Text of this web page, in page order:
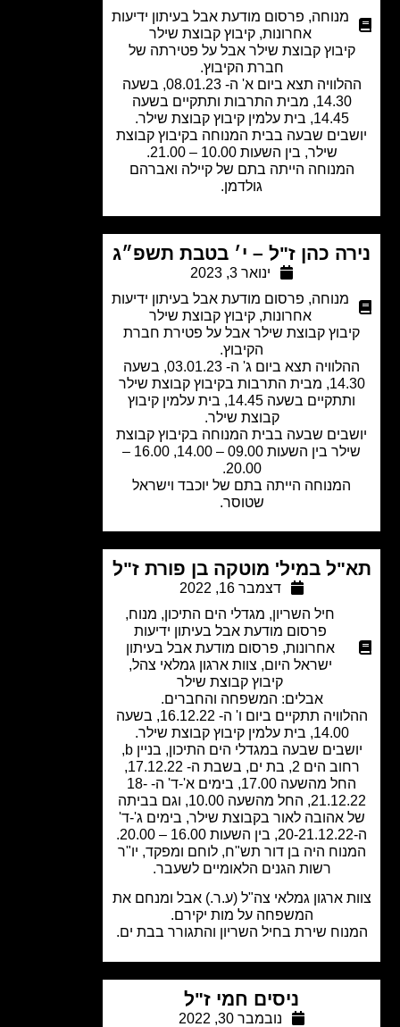
מנוחה
פרסום מודעת אבל בעיתון ידיעות
אחרונות,קיבוץ קבוצת שילר
קבוצת שילר אבל על פטירתה של
חברת הקיבוץ.
ההלוויה תצא ביום א' ה- 08.01.23, בשעה
14.30, מבית התרבות ותתקיים בשעה
שבעה בבית המנוחה בקיבוץ קבוצת
שילר, בין השעות 10.00 – 21.00.
המנוחה הייתה בתם של קיילה ואברהם
כהן ז"ל – י׳ בטבת תשפ״ג
ינואר 3, 2023
מנוחה
פרסום מודעת אבל בעיתון ידיעות
אחרונות,קיבוץ קבוצת שילר
קבוצת שילר אבל על פטירת חברת
ההלוויה תצא ביום ג' ה- 03.01.23, בשעה
14.30, מבית התרבות בקיבוץ קבוצת שילר
ותתקיים בשעה 14.45, בית עלמין קיבוץ
קבוצת שילר.
שבעה בבית המנוחה בקיבוץ קבוצת
שילר בין השעות 09.00 – 14.00, 16.00 –
המנוחה הייתה בתם של יוכבד וישראל
במיל' מוטקה בן פורת ז"ל
דצמבר 16, 2022
חיל השריון, מגדלי הים התיכון, מנוח,
פרסום מודעת אבל בעיתון ידיעות
אחרונות,פרסום מודעת אבל בעיתון
ישראל היום,צוות ארגון גמלאי צהל,
קיבוץ קבוצת שילר
אבלים: המשפחה והחברים.
ההלוויה תתקיים ביום ו' ה- 16.12.22, בשעה
יושבים שבעה במגדלי הים התיכון, בניין b,
רחוב הים 2, בת ים, בשבת ה- 17.12.22,
החל מהשעה 17.00, בימים א'-ד' ה- 18-
21.12.22, החל מהשעה 10.00, וגם בביתה
אהובה לאור בקבוצת שילר, בימים ג'-ד'
היה בן דור תש"ח, לוחם ומפקד, יו"ר
רשות הגנים הלאומיים לשעבר.
ארגון גמלאי צה"ל (ע.ר.) אבל ומנחם את
המשפחה על מות יקירם.
שירת בחיל השריון והתגורר בבת ים.
ניסים חמי ז"ל
נובמבר 30, 2022